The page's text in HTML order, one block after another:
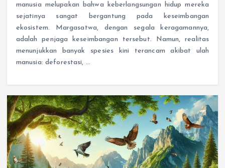
manusia melupakan bahwa keberlangsungan hidup mereka
sejatinya sangat bergantung pada keseimbangan
ekosistem. Margasatwa, dengan segala keragamannya,
adalah penjaga keseimbangan tersebut. Namun, realitas
menunjukkan banyak spesies kini terancam akibat ulah
manusia: deforestasi, …